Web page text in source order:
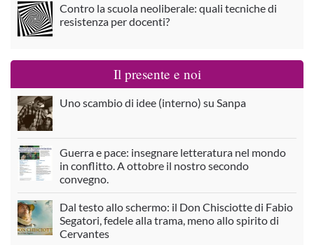
Contro la scuola neoliberale: quali tecniche di
resistenza per docenti?
Il presente e noi
Uno scambio di idee (interno) su Sanpa
Guerra e pace: insegnare letteratura nel mondo
in conflitto. A ottobre il nostro secondo
convegno.
Dal testo allo schermo: il Don Chisciotte di Fabio
Segatori, fedele alla trama, meno allo spirito di
Cervantes